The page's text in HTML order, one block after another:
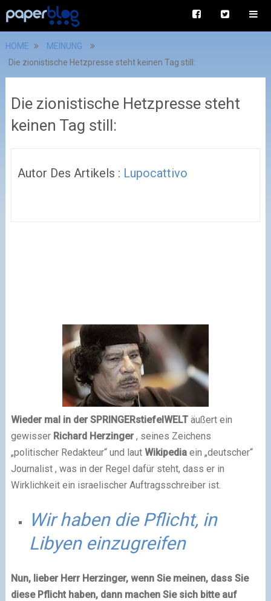
HOME
MEINUNG
Die zionistische Hetzpresse steht keinen Tag still:
Die zionistische Hetzpresse steht
keinen Tag still:
Autor Des Artikels : Lupocattivo
Wieder mal in der SPRINGERstiefelWELTäußert ein
gewisser Richard Herzinger, seines Zeichens
„politischer Redakteur“ und laut Wikipediaein „deutscher“
Journalist , was in der Regel dafür steht, dass er in
Wirklichkeit ein israelischer Auftragsschreiber ist.
Wir haben die Pflicht, in
Libyen einzugreifen
Nun, lieber Herr Herzinger, wenn Sie meinen, dass Sie
diese Pflicht haben, dann machen Sie sich bitte auf